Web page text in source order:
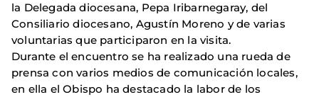
la Delegada diocesana, Pepa Iribarnegaray, del
Consiliario diocesano, Agustín Moreno y de varias
voluntarias que participaron en la visita.
Durante el encuentro se ha realizado una rueda de
prensa con varios medios de comunicación locales,
en ella el Obispo ha destacado la labor de los